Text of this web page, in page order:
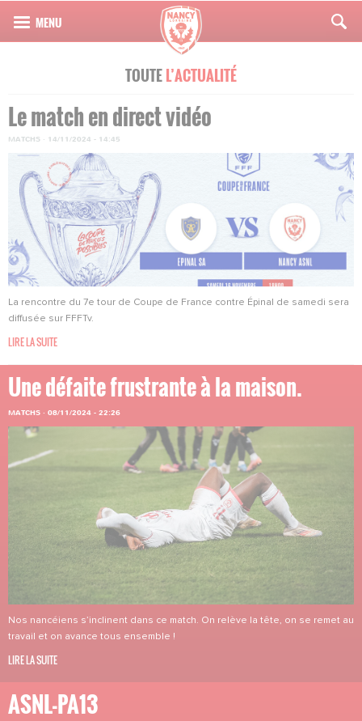
TOUTEL’ACTUALITÉ
Le match en direct vidéo
MATCHS · 14/11/2024 - 14:45
La rencontre du 7e tour de Coupe de France contre Épinal de samedi sera
diffusée sur FFFTv.
LIRE LA SUITE
Une défaite frustrante à la maison.
MATCHS · 08/11/2024 - 22:26
Nos nancéiens s’inclinent dans ce match. On relève la tête, on se remet au
travail et on avance tous ensemble !
LIRE LA SUITE
ASNL-PA13